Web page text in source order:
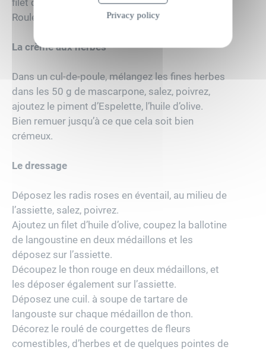
Roulez les tranches pour le dressage.
La crème aux herbes
Dans un cul-de-poule, mélangez les fines herbes
dans les 50 g de mascarpone, salez, poivrez,
ajoutez le piment d’Espelette, l’huile d’olive.
Bien remuer jusqu’à ce que cela soit bien
crémeux.
Le dressage
Déposez les radis roses en éventail, au milieu de
l’assiette, salez, poivrez.
Ajoutez un filet d’huile d’olive, coupez la ballotine
de langoustine en deux médaillons et les
déposez sur l’assiette.
Découpez le thon rouge en deux médaillons, et
les déposer également sur l’assiette.
Déposez une cuil. à soupe de tartare de
langouste sur chaque médaillon de thon.
Décorez le roulé de courgettes de fleurs
comestibles, d’herbes et de quelques pointes de
Privacy policy